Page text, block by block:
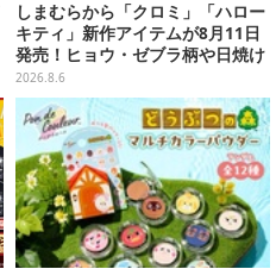
しまむらから「クロミ」「ハロー
キティ」新作アイテムが8月11日
発売！ヒョウ・ゼブラ柄や日焼け
デザインの可愛い雑貨・アパレル
など多数
2026.8.6